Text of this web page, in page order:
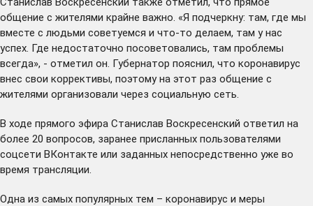
общение с жителями крайне важно. «Я подчеркну: там, где мы
вместе с людьми советуемся и что-то делаем, там у нас
успех. Где недостаточно посоветовались, там проблемы
всегда», - отметил он. Губернатор пояснил, что коронавирус
внес свои коррективы, поэтому на этот раз общение с
жителями организовали через социальную сеть.
В ходе прямого эфира Станислав Воскресенский ответил на
более 20 вопросов, заранее присланных пользователями
соцсети ВКонтакте или заданных непосредственно уже во
время трансляции.
Одна из самых популярных тем – коронавирус и меры